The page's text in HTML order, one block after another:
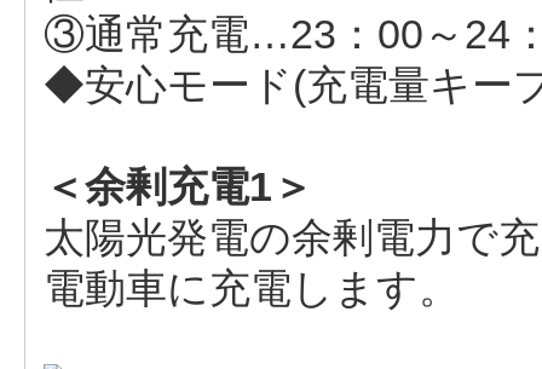
③通常充電…23：00～24
◆安心モード(充電量キー
＜余剰充電1＞
太陽光発電の余剰電力で
電動車に充電します。